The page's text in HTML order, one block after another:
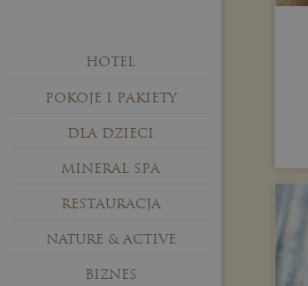
HOTEL
POKOJE I PAKIETY
DLA DZIECI
MINERAL SPA
RESTAURACJA
NATURE & ACTIVE
BIZNES